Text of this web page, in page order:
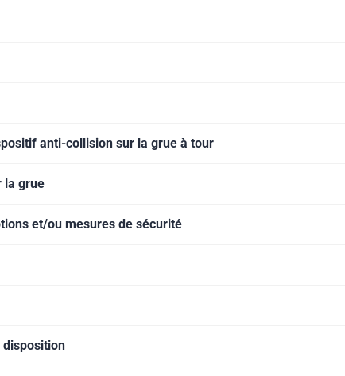
anti-collision sur la grue à tour
la grue
et/ou mesures de sécurité
disposition